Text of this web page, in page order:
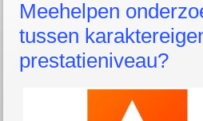
Meehelpen
tussen
prestatieniveau?